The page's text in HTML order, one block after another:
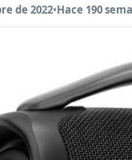
de 2022•Hace 190